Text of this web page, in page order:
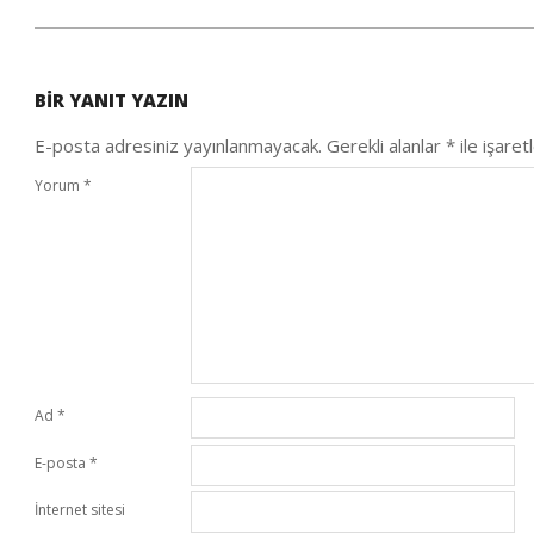
28
BIR YANIT YAZIN
E-posta adresiniz yayınlanmayacak. Gerekli alanlar * ile
Yorum *
Ad *
E-posta *
İnternet sitesi